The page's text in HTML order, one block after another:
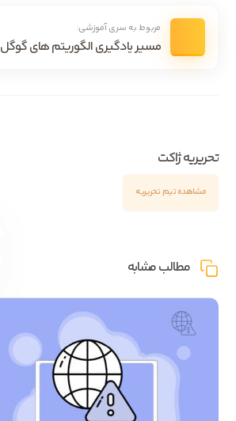
مربوط به سری آموزشی:
مسیر یادگیری الگوریتم های گوگل
تحریریه ژاکت
مشاهده تیم تحریریه
مطالب مشابه